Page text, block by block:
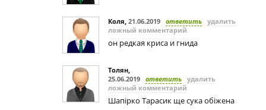
Коля, 21.06.2019 ответить удалить
ложный комментарий
он редкая криса и гнида
Толян,
25.06.2019 ответить удалить
ложный комментарий
Шапiрко Тарасик ще сука обiжена